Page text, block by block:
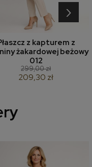
z kapturem z
żakardowej beżowy
012
299,00 zł
209,30 zł
›